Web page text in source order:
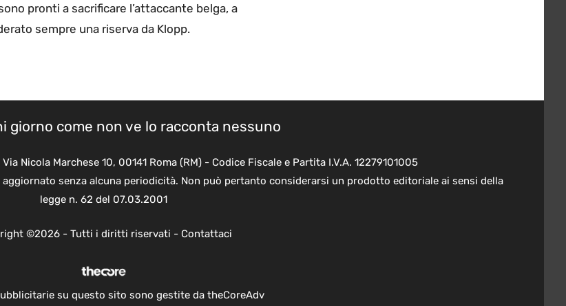
pronti a sacrificare l’attaccante belga, a
sempre una riserva da Klopp.
giorno come non ve lo racconta nessuno
Nicola Marchese 10, 00141 Roma (RM) - Codice Fiscale e Partita I.V.A. 12279101005
senza alcuna periodicità. Non può pertanto considerarsi un prodotto editoriale ai sensi della
legge n. 62 del 07.03.2001
©2026 - Tutti i diritti riservati - Contattaci
su questo sito sono gestite da theCoreAdv